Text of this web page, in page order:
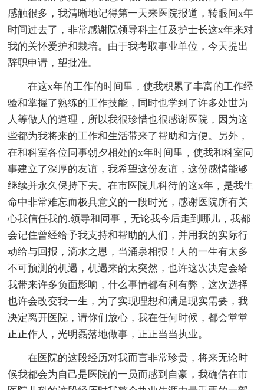
感触很多，我清晰地记得第一天来医院报道，转眼间x年
时间过去了，非常感谢院领导科主任及护士长这x年来对
我的关怀爱护和栽培。由于我考取事业单位，今天提出
辞职申请，望批准。
在这x年的工作的时间里，使我积累了丰富的工作经
验和掌握了熟练的工作技能，同时也学到了许多处世为
人等做人的道理，所以我很珍惜也很感谢医院，因为这
些都为我将来的工作和生活带来了帮助和方便。另外，
在和科室各位同事朝夕相处的x年时间里，使我和科室同
事建立了深厚的友谊，我希望这份友谊，这份感情能够
继续并永久保持下去。在市医院儿科待的这x年，是我生
命中非常难忘而极具意义的一段时光，感谢医院所有关
心我信任我的.领导和同事，无论我今后走到哪儿，我都
会记住曾经给予我支持和帮助的人们，并用我的实际行
动给与回报，滴水之恩，当涌泉相报！人的一生有太多
不可预测的机遇，机遇来的太突然，也许这次决定会给
我带来许多负面影响，什么事情都有利有弊，这次选择
也许会改变我一生，为了实现理想和满足现实需要，我
决定离开医院，请你们放心，我在任何时候，都会堂堂
正正作人，光明磊落地做事，正正当当执业。
在医院的这段经历对我而言非常珍贵，将来无论时
候我都会为自己是医院的一员而感到自豪，我确信在市